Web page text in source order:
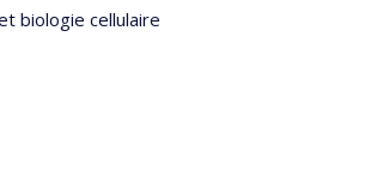
biologie cellulaire